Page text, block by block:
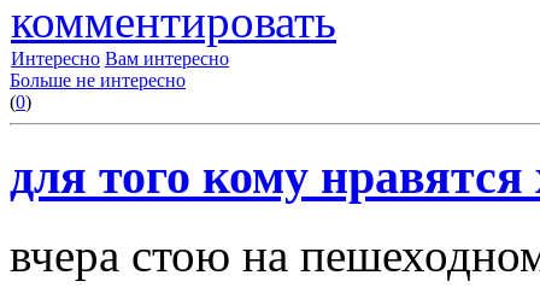
комментировать
Интересно Вам интересно
Больше не интересно
(0)
для того кому
вчера стою на